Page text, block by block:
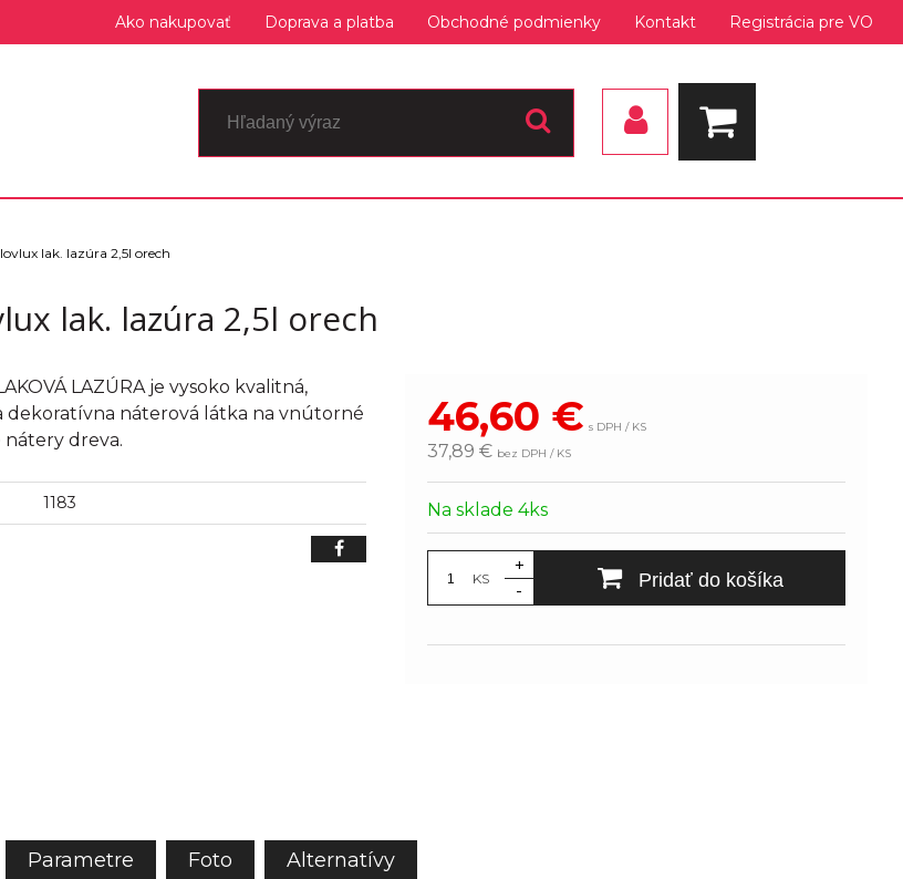
Ako nakupovať Doprava a platba Obchodné podmienky Kontakt Registrácia pre VO
lak. lazúra 2,5l orech
lak. lazúra 2,5l orech
46,60 € s DPH / KS
37,89 € bez DPH / KS
Na sklade 4ks
KS
+
-
Pridať do košíka
LAZÚRA je vysoko kvalitná,
dekoratívna náterová látka na vnútorné
nátery dreva.
1183
Parametre Foto Alternatívy